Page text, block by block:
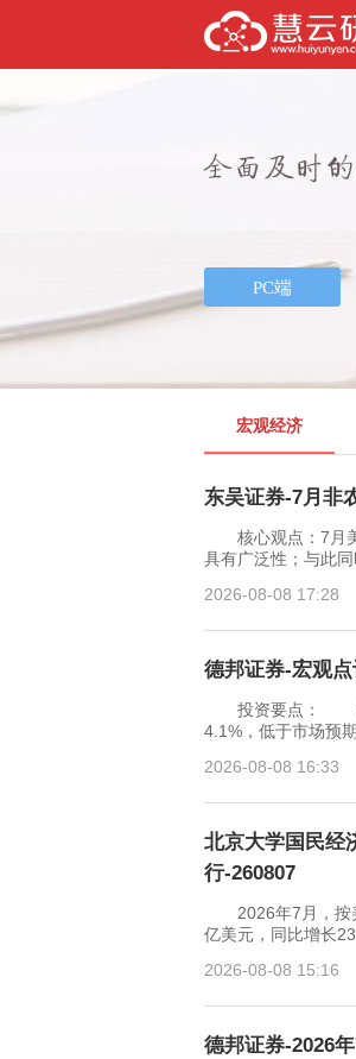
宏观经济
东吴证券-7月非
核心观点：7月美
具有广泛性；与此
2026-08-08 17:28
德邦证券-宏观
投资要点： 事件
4.1%，低于市场
2026-08-08 16:33
北京大学国民经
行-260807
2026年7月，按美
亿美元，同比增长
2026-08-08 15:16
德邦证券-2026